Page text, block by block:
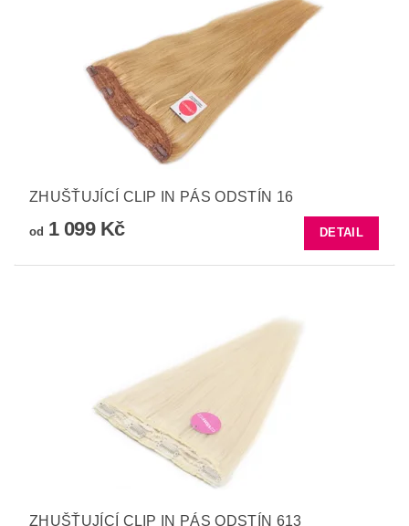
ZHUŠŤUJÍCÍ CLIP IN PÁS ODSTÍN 16
od 1 099 Kč DETAIL
ZHUŠŤUJÍCÍ CLIP IN PÁS ODSTÍN 613